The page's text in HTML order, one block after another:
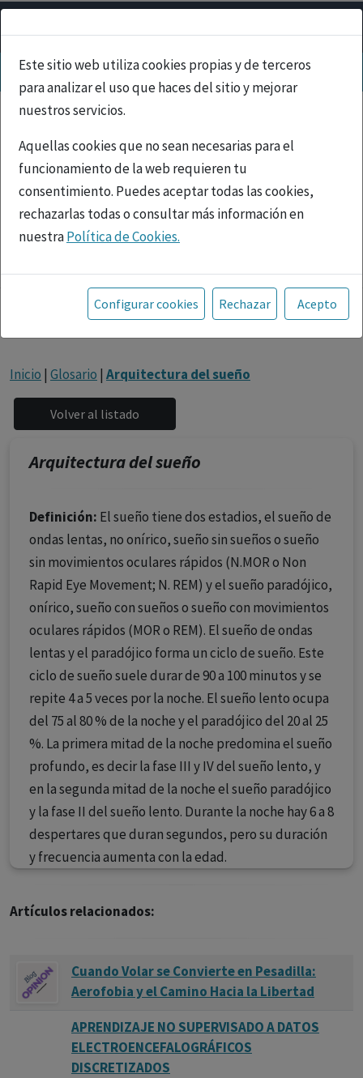
Este sitio web utiliza cookies propias y de terceros
para analizar el uso que haces del sitio y mejorar
nuestros servicios.
Aquellas cookies que no sean necesarias para el
funcionamiento de la web requieren tu
consentimiento. Puedes aceptar todas las cookies,
rechazarlas todas o consultar más información en
nuestraPolítica de Cookies.
Toda la información incluida en la Página Web está
referida a productos del mercado español y, por
tanto, dirigida a profesionales sanitarios legalmente
facultados para prescribir o dispensar medicamentos
fármacos se facilita a título meramente informativo,
siendo responsabilidad de los profesionales
facultados prescribir medicamentos y decidir, en cada
caso concreto, el tratamiento más adecuado a las
necesidades del paciente.
Configurar cookies Rechazar Acepto
Inicio | Glosario | Arquitectura del sueño
Arquitectura del sueño
Definición: El sueño tiene dos estadios, el sueño de
ondas lentas, no onírico, sueño sin sueños o sueño
sin movimientos oculares rápidos (N.MOR o Non
Rapid Eye Movement; N. REM) y el sueño paradójico,
onírico, sueño con sueños o sueño con movimientos
oculares rápidos (MOR o REM). El sueño de ondas
lentas y el paradójico forma un ciclo de sueño. Este
ciclo de sueño suele durar de 90 a 100 minutos y se
repite 4 a 5 veces por la noche. El sueño lento ocupa
del 75 al 80 % de la noche y el paradójico del 20 al 25
%. La primera mitad de la noche predomina el sueño
profundo, es decir la fase III y IV del sueño lento, y
en la segunda mitad de la noche el sueño paradójico
y la fase II del sueño lento. Durante la noche hay 6 a 8
despertares que duran segundos, pero su duración
y frecuencia aumenta con la edad.
Artículos relacionados:
Cuando Volar se Convierte en Pesadilla:
Aerofobia y el Camino Hacia la Libertad
APRENDIZAJE NO SUPERVISADO A DATOS
ELECTROENCEFALOGRÁFICOS
DISCRETIZADOS